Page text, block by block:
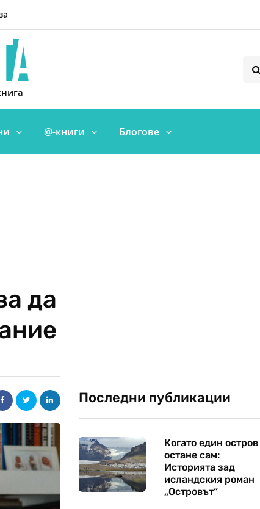
@-книги Блогове
да
Последни публикации
Когато един остров
остане сам:
Историята зад
исландския роман
„Островът“